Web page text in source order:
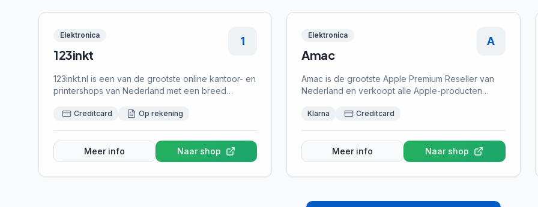
Elektronica
123inkt
1
123inkt.nl is een van de grootste online kantoor- en
printershops van Nederland met een breed
en elektronica. Bij 123inkt kun je achteraf betalen
kantoorbenodigdheden te bestellen en later te
betalen.
Creditcard Op rekening
Meer info Naar shop
Elektronica
Amac
A
Amac is de grootste Apple Premium Reseller van
Nederland en verkoopt alle Apple-producten
Bij Amac kun je achteraf betalen met Klarna, ideaal
die je later wilt afbetalen.
Klarna Creditcard
Meer info Naar shop